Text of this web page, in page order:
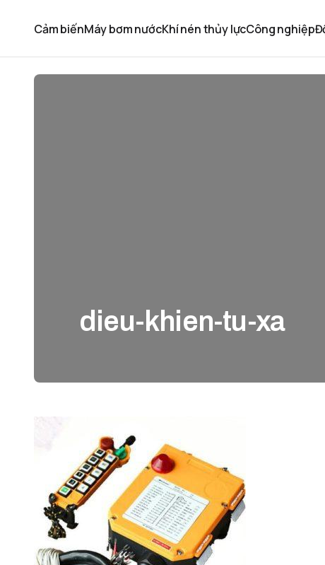
Cảm biếnMáy bơm nướcKhí nén thủy lựcCông nghiệp
dieu-khien-tu-xa